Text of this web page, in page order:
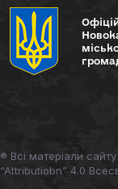
® Всі матеріали
“Attributiobn” 4.0